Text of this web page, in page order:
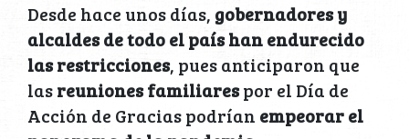
Desde hace unos días, gobernadores y
alcaldes de todo el país han endurecido
las restricciones, pues anticiparon que
lasreuniones familiarespor el Día de
Acción de Gracias podrían empeorar el